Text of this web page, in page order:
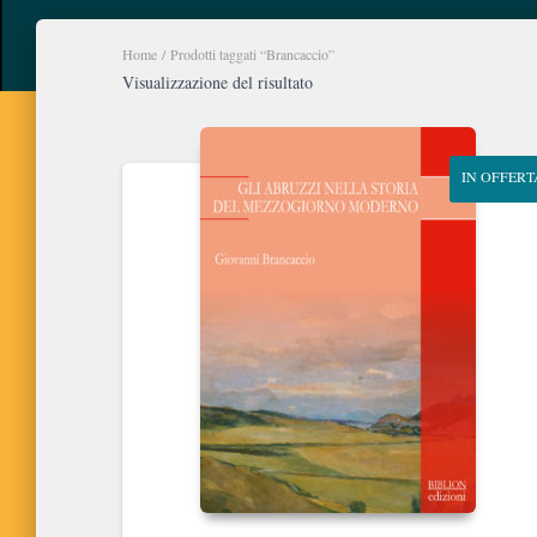
Home / Prodotti taggati “Brancaccio”
Visualizzazione del risultato
IN